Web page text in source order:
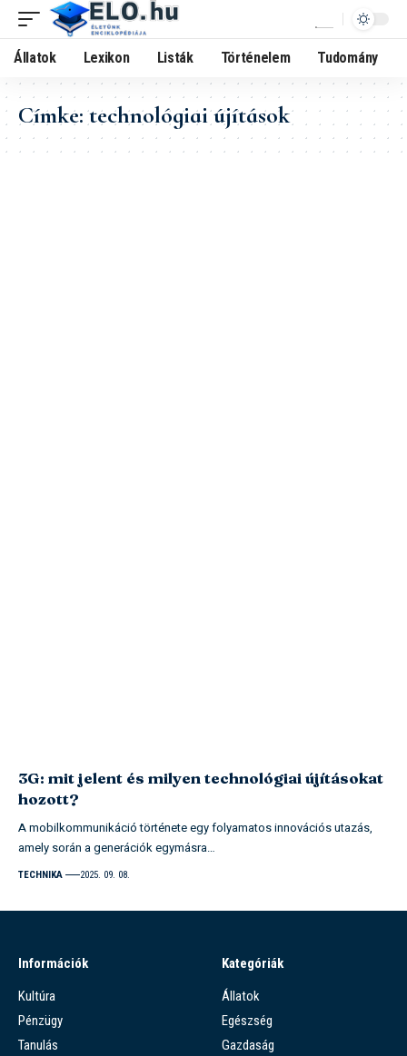
Állatok Lexikon Listák Történelem Tudomány
Címke:technológiai újítások
3G: mit jelent és milyen technológiai újításokat
hozott?
A mobilkommunikáció története egy folyamatos innovációs utazás,
amely során a generációk egymásra…
TECHNIKA 2025. 09. 08.
Információk
Kultúra
Pénzügy
Tanulás
Kategóriák
Állatok
Egészség
Gazdaság